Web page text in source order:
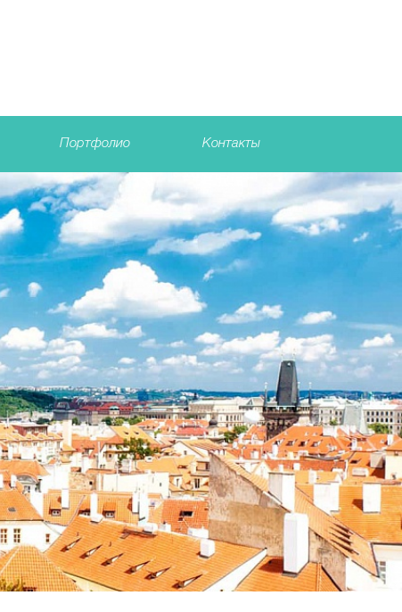
Портфолио Контакты